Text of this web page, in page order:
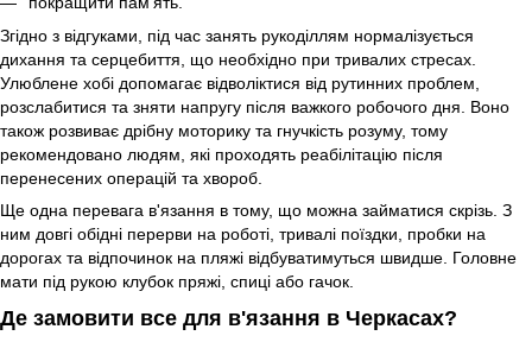
Згідно з відгуками, під час занять рукоділлям нормалізується
дихання та серцебиття, що необхідно при тривалих стресах.
Улюблене хобі допомагає відволіктися від рутинних проблем,
розслабитися та зняти напругу після важкого робочого дня. Воно
також розвиває дрібну моторику та гнучкість розуму, тому
рекомендовано людям, які проходять реабілітацію після
перенесених операцій та хвороб.
Ще одна перевага в'язання в тому, що можна займатися скрізь. З
ним довгі обідні перерви на роботі, тривалі поїздки, пробки на
дорогах та відпочинок на пляжі відбуватимуться швидше. Головне
мати під рукою клубок пряжі, спиці або гачок.
Де замовити все для в'язання в Черкасах?